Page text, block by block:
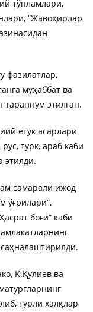
тўпламлари,
“Жавоҳирлар
фазилатлар,
муҳаббат ва
тараннум этилган.
етук асарлари
турк, араб каби
этилди.
самарали ижод
ўғрилари”,
боғи” каби
Қ.Қулиев ва
турли халқлар